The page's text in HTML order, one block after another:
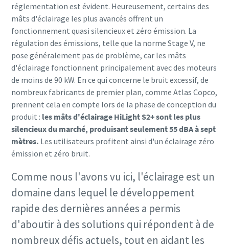
réglementation est évident. Heureusement, certains des
mâts d'éclairage les plus avancés offrent un
fonctionnement quasi silencieux et zéro émission. La
régulation des émissions, telle que la norme Stage V, ne
pose généralement pas de problème, car les mâts
d'éclairage fonctionnent principalement avec des moteurs
de moins de 90 kW. En ce qui concerne le bruit excessif, de
nombreux fabricants de premier plan, comme Atlas Copco,
prennent cela en compte lors de la phase de conception du
produit : les mâts d'éclairage HiLight S2+ sont les plus
silencieux du marché, produisant seulement 55 dBA à sept
mètres. Les utilisateurs profitent ainsi d'un éclairage zéro
émission et zéro bruit.
Comme nous l'avons vu ici, l'éclairage est un
domaine dans lequel le développement
rapide des dernières années a permis
d'aboutir à des solutions qui répondent à de
nombreux défis actuels, tout en aidant les